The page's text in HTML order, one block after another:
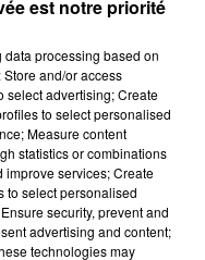
partout en
en pleine
à58,45% dans la
est notre priorité
processing based on
and/or access
select advertising; Create
to select personalised
Measure content
statistics or combinations
improve services; Create
to select personalised
security, prevent and
advertising and content;
technologies may